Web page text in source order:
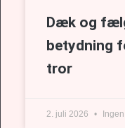
Dæk og
betydning
tror
2. juli 2026